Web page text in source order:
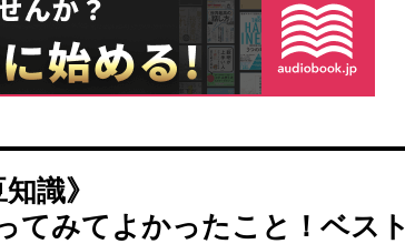
知識》
てみてよかったこと！ベスト